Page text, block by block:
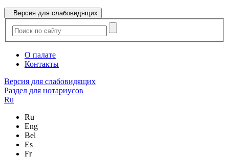
Версия для слабовидящих
О палате
Контакты
Версия для слабовидящих
Раздел для нотариусов
Ru
Ru
Eng
Bel
Es
Fr